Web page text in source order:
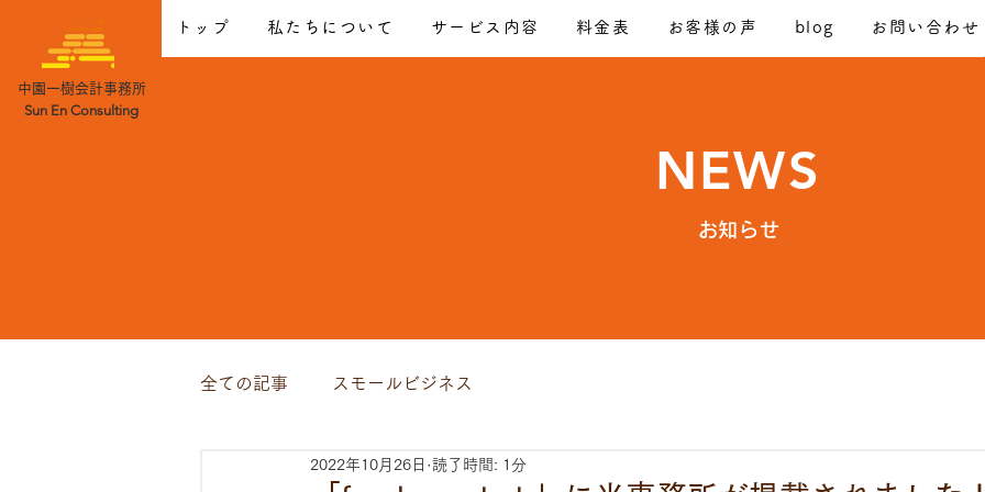
中園一樹会計事務所
Sun En Consulting
トップ 私たちについて サービス内容 料金表 お客様の声 blog お問い合わせ
NEWS
​お知らせ
全ての記事 スモールビジネス
2022年10月26日 読了時間: 1分